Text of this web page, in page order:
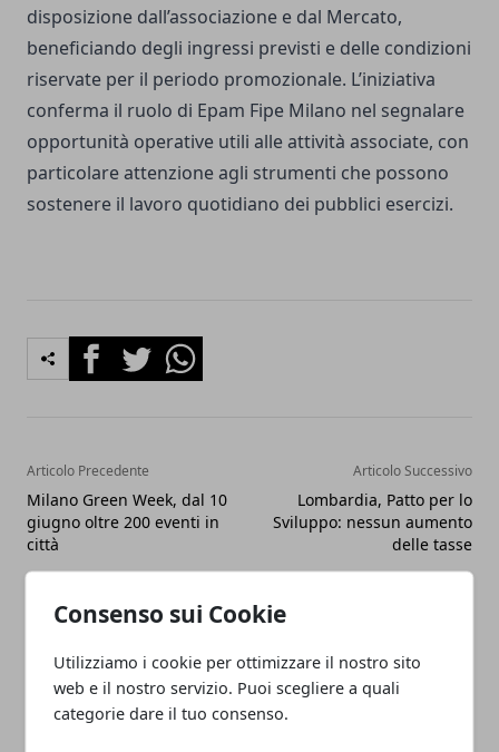
Consenso sui Cookie
Utilizziamo i cookie per ottimizzare il nostro sito
web e il nostro servizio. Puoi scegliere a quali
categorie dare il tuo consenso.
disposizione dall’associazione e dal Mercato,
beneficiando degli ingressi previsti e delle condizioni
riservate per il periodo promozionale. L’iniziativa
conferma il ruolo di Epam Fipe Milano nel segnalare
opportunità operative utili alle attività associate, con
particolare attenzione agli strumenti che possono
sostenere il lavoro quotidiano dei pubblici esercizi.
FacebookTwitterWhatsapp
Articolo Precedente
Milano Green Week, dal 10
giugno oltre 200 eventi in
città
Articolo Successivo
Lombardia, Patto per lo
Sviluppo: nessun aumento
delle tasse